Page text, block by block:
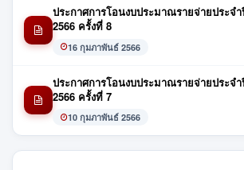
ประกาศการโอนงบประมาณรายจ่ายประจ
2566 ครั้งที่ 8
16 กุมภาพันธ์ 2566
ประกาศการโอนงบประมาณรายจ่ายประจ
2566 ครั้งที่ 7
10 กุมภาพันธ์ 2566